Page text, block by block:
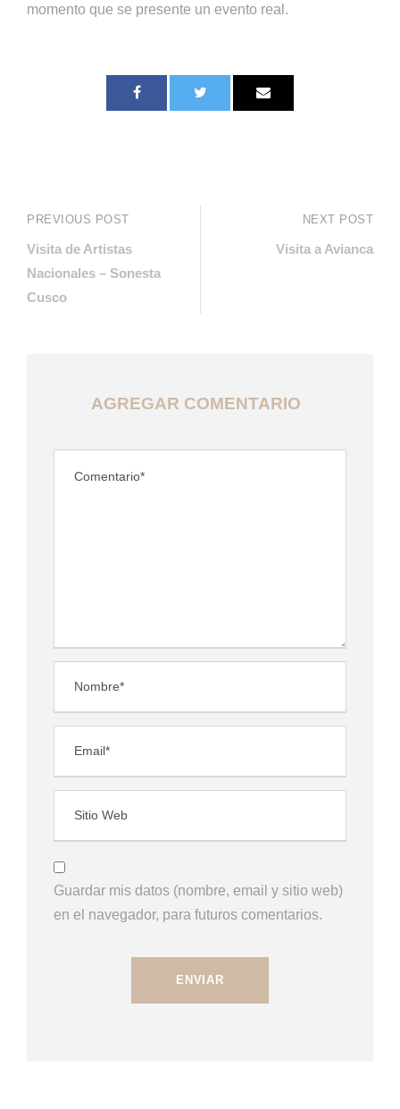
momento que se presente un evento real.
PREVIOUS POST
Visita de Artistas
Nacionales – Sonesta
Cusco
NEXT POST
Visita a Avianca
AGREGAR COMENTARIO
Guardar mis datos (nombre, email y sitio web)
en el navegador, para futuros comentarios.